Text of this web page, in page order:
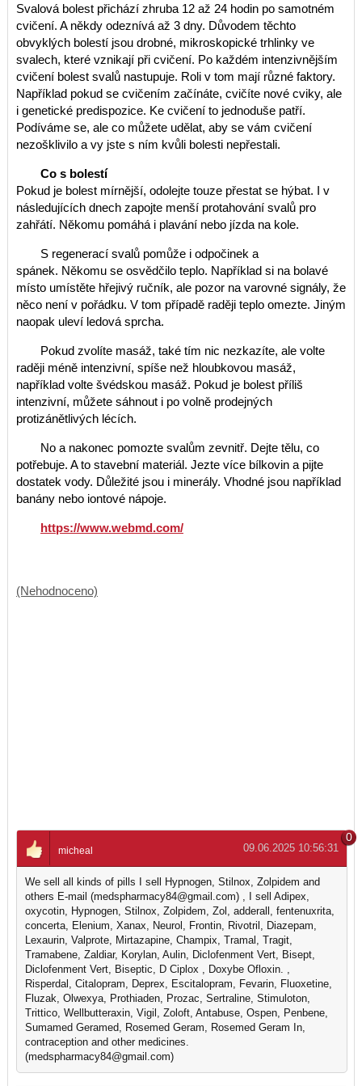
Svalová bolest přichází zhruba 12 až 24 hodin po samotném
cvičení. A někdy odeznívá až 3 dny. Důvodem těchto
obvyklých bolestí jsou drobné, mikroskopické trhlinky ve
svalech, které vznikají při cvičení. Po každém intenzivnějším
cvičení bolest svalů nastupuje. Roli v tom mají různé faktory.
Například pokud se cvičením začínáte, cvičíte nové cviky, ale
i genetické predispozice. Ke cvičení to jednoduše patří.
Podíváme se, ale co můžete udělat, aby se vám cvičení
nezošklivilo a vy jste s ním kvůli bolesti nepřestali.
Co s bolestí
Pokud je bolest mírnější, odolejte touze přestat se hýbat. I v
následujících dnech zapojte menší protahování svalů pro
zahřátí. Někomu pomáhá i plavání nebo jízda na kole.
S regenerací svalů pomůže i odpočinek a
spánek. Někomu se osvědčilo teplo. Například si na bolavé
místo umístěte hřejivý ručník, ale pozor na varovné signály, že
něco není v pořádku. V tom případě raději teplo omezte. Jiným
naopak uleví ledová sprcha.
Pokud zvolíte masáž, také tím nic nezkazíte, ale volte
raději méně intenzivní, spíše než hloubkovou masáž,
například volte švédskou masáž. Pokud je bolest příliš
intenzivní, můžete sáhnout i po volně prodejných
protizánětlivých lécích.
No a nakonec pomozte svalům zevnitř. Dejte tělu, co
potřebuje. A to stavební materiál. Jezte více bílkovin a pijte
dostatek vody. Důležité jsou i minerály. Vhodné jsou například
banány nebo iontové nápoje.
https://www.webmd.com/
(Nehodnoceno)
0
micheal 09.06.2025 10:56:31
We sell all kinds of pills I sell Hypnogen, Stilnox, Zolpidem and
others E-mail (medspharmacy84@gmail.com) , I sell Adipex,
oxycotin, Hypnogen, Stilnox, Zolpidem, Zol, adderall, fentenuxrita,
concerta, Elenium, Xanax, Neurol, Frontin, Rivotril, Diazepam,
Lexaurin, Valprote, Mirtazapine, Champix, Tramal, Tragit,
Tramabene, Zaldiar, Korylan, Aulin, Diclofenment Vert, Bisept,
Diclofenment Vert, Biseptic, D Ciplox , Doxybe Ofloxin. ,
Risperdal, Citalopram, Deprex, Escitalopram, Fevarin, Fluoxetine,
Fluzak, Olwexya, Prothiaden, Prozac, Sertraline, Stimuloton,
Trittico, Wellbutteraxin, Vigil, Zoloft, Antabuse, Ospen, Penbene,
Sumamed Geramed, Rosemed Geram, Rosemed Geram In,
contraception and other medicines.
(medspharmacy84@gmail.com)